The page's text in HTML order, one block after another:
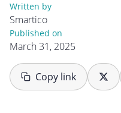
Written by
Smartico
Published on
March 31, 2025
Copy link